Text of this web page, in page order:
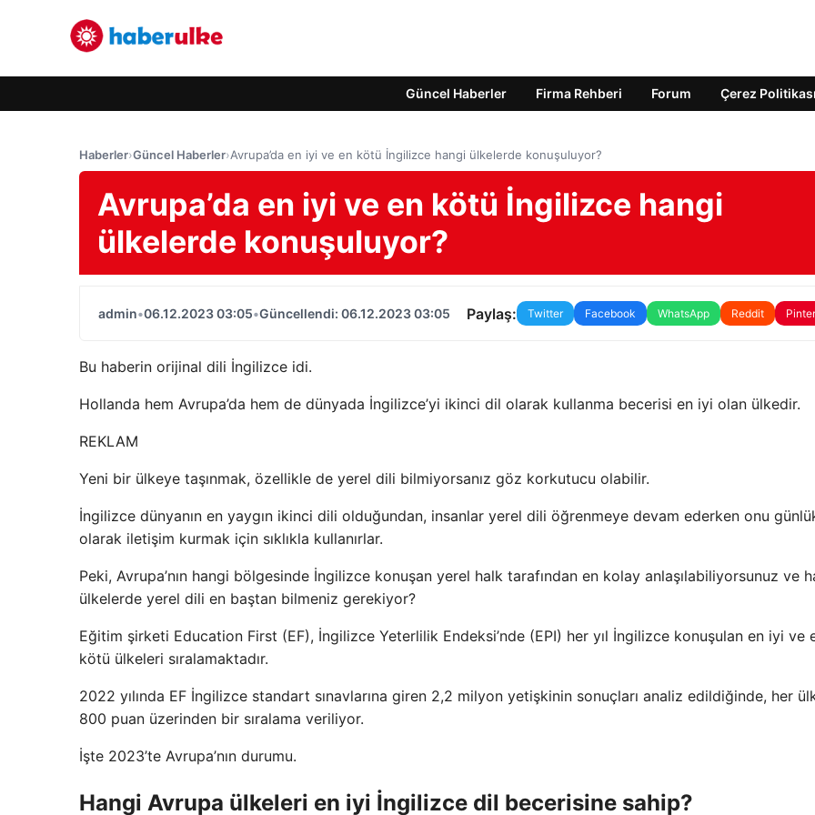
Güncel Haberler Firma Rehberi Forum Çerez Politikası
Haberler›Güncel Haberler›Avrupa’da en iyi ve en kötü İngilizce hangi ülkelerde konuşuluyor?
Avrupa’da en iyi ve en kötü İngilizce hangi
ülkelerde konuşuluyor?
admin•06.12.2023 03:05•Güncellendi: 06.12.2023 03:05 Paylaş: Twitter Facebook WhatsApp Reddit
Bu haberin orijinal dili İngilizce idi.
Hollanda hem Avrupa’da hem de dünyada İngilizce’yi ikinci dil olarak kullanma becerisi en iyi olan ülkedir.
REKLAM
Yeni bir ülkeye taşınmak, özellikle de yerel dili bilmiyorsanız göz korkutucu olabilir.
İngilizce dünyanın en yaygın ikinci dili olduğundan, insanlar yerel dili öğrenmeye devam ederken onu
olarak iletişim kurmak için sıklıkla kullanırlar.
Peki, Avrupa’nın hangi bölgesinde İngilizce konuşan yerel halk tarafından en kolay anlaşılabiliyorsunuz ve
ülkelerde yerel dili en baştan bilmeniz gerekiyor?
Eğitim şirketi Education First (EF), İngilizce Yeterlilik Endeksi’nde (EPI) her yıl İngilizce konuşulan en iyi ve
kötü ülkeleri sıralamaktadır.
2022 yılında EF İngilizce standart sınavlarına giren 2,2 milyon yetişkinin sonuçları analiz edildiğinde, her
800 puan üzerinden bir sıralama veriliyor.
İşte 2023’te Avrupa’nın durumu.
Hangi Avrupa ülkeleri en iyi İngilizce dil becerisine sahip?